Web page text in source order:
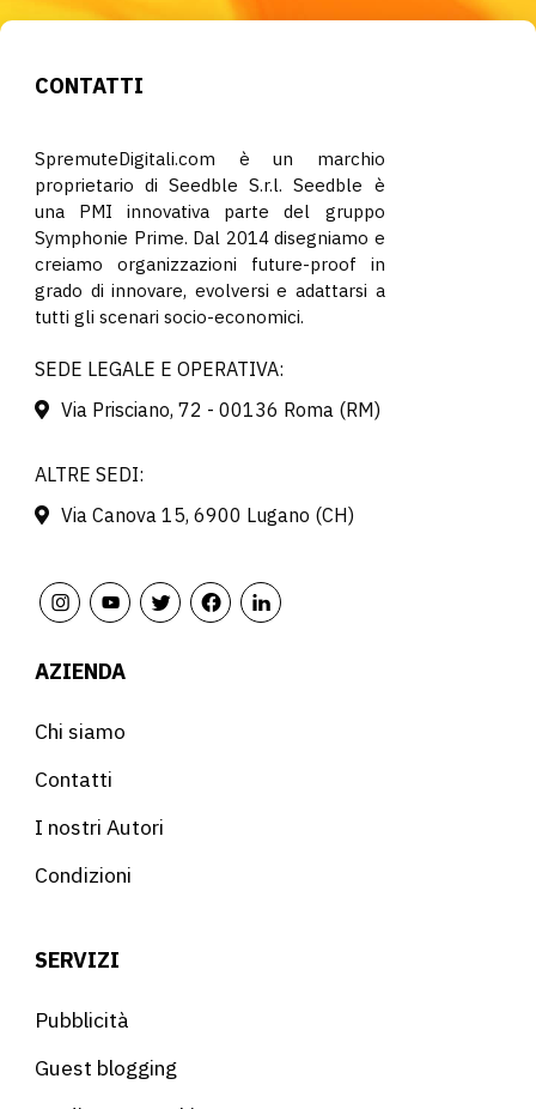
CONTATTI
SpremuteDigitali.com è un marchio
proprietario di Seedble S.r.l. Seedble è
una PMI innovativa parte del gruppo
Symphonie Prime. Dal 2014 disegniamo e
creiamo organizzazioni future-proof in
grado di innovare, evolversi e adattarsi a
tutti gli scenari socio-economici.
SEDE LEGALE E OPERATIVA:
Via Prisciano, 72 - 00136 Roma (RM)
ALTRE SEDI:
Via Canova 15, 6900 Lugano (CH)
AZIENDA
Chi siamo
Contatti
I nostri Autori
Condizioni
SERVIZI
Pubblicità
Guest blogging